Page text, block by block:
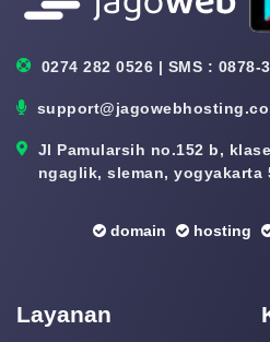
0274 282 0526 | SMS : 0878-
Jl Pamularsih no.152 b,
ngaglik, sleman, yogyakarta
domain hosting
Layanan